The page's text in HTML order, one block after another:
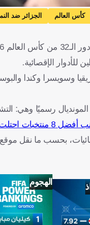
كأس العالم الجزائر ضد
الإكوادور
بنما إنجلترا
تونس هولندا
الإقصائية.
وكندا
رسميًا وهي:
الثالث
بحسب ما نقل
الهجوم